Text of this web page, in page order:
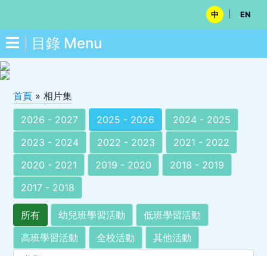
中 EN
目錄 Menu
首頁 »相片集
2026 - 2027
2025 - 2026
2024 - 2025
2023 - 2024
2022 - 2023
2021 - 2022
2020 - 2021
2019 - 2020
2018 - 2019
2017 - 2018
所有 幼兒班學習活動
低班學習活動
高班學習活動
全校活動 其他活動